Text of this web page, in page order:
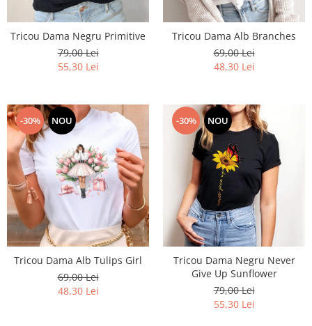
Tricou Dama Negru Primitive
79,00 Lei
55,30 Lei
Tricou Dama Alb Branches
69,00 Lei
48,30 Lei
-30% NOU
Tricou Dama Alb Tulips Girl
69,00 Lei
48,30 Lei
-30% NOU
Tricou Dama Negru Never
Give Up Sunflower
79,00 Lei
55,30 Lei